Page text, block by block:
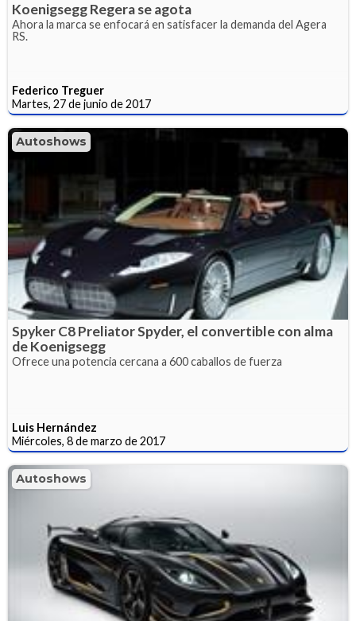
Koenigsegg Regera se agota
Ahora la marca se enfocará en satisfacer la demanda del Agera
RS.
Federico Treguer
Martes, 27 de junio de 2017
Autoshows
Spyker C8 Preliator Spyder, el convertible con alma
de Koenigsegg
Ofrece una potencia cercana a 600 caballos de fuerza
Luis Hernández
Miércoles, 8 de marzo de 2017
Autoshows